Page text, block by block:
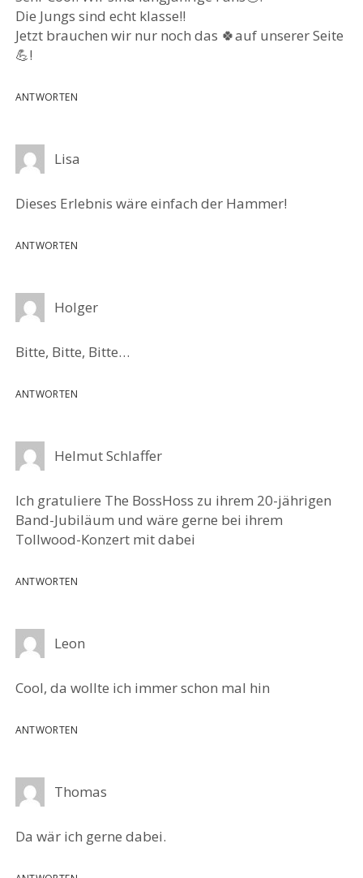
Die Jungs sind echt klasse!!
Jetzt brauchen wir nur noch das 🍀auf unserer Seite
💪!
ANTWORTEN
Lisa
Dieses Erlebnis wäre einfach der Hammer!
ANTWORTEN
Holger
Bitte, Bitte, Bitte…
ANTWORTEN
Helmut Schlaffer
Ich gratuliere The BossHoss zu ihrem 20-jährigen
Band-Jubiläum und wäre gerne bei ihrem
Tollwood-Konzert mit dabei
ANTWORTEN
Leon
Cool, da wollte ich immer schon mal hin
ANTWORTEN
Thomas
Da wär ich gerne dabei.